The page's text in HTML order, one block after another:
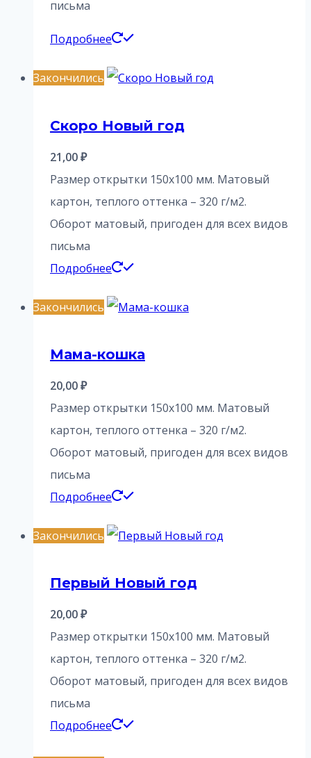
письма
Подробнее
Закончились
Скоро Новый год
21,00₽
Размер открытки 150х100 мм. Матовый
картон, теплого оттенка – 320 г/м2.
Оборот матовый, пригоден для всех видов
письма
Подробнее
Закончились
Мама-кошка
20,00₽
Размер открытки 150х100 мм. Матовый
картон, теплого оттенка – 320 г/м2.
Оборот матовый, пригоден для всех видов
письма
Подробнее
Закончились
Первый Новый год
20,00₽
Размер открытки 150х100 мм. Матовый
картон, теплого оттенка – 320 г/м2.
Оборот матовый, пригоден для всех видов
письма
Подробнее